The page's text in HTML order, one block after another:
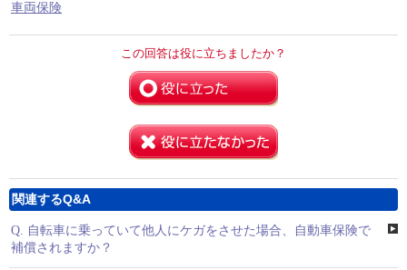
車両保険
この回答は役に立ちましたか？
関連するQ&A
Q. 自転車に乗っていて他人にケガをさせた場合、自動車保険で
補償されますか？